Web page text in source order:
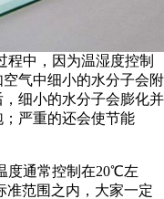
程中，因为温湿度控制
气中细小的水分子会附
细小的水分子会膨化并
严重的还会使节能
度通常控制在20℃左
准范围之内，大家一定